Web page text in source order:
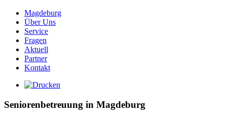
Magdeburg
Über Uns
Service
Fragen
Aktuell
Partner
Kontakt
Seniorenbetreuung in Magdeburg